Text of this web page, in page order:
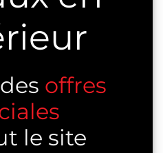
offres
le site